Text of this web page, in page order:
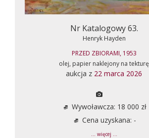
Nr Katalogowy 63.
Henryk Hayden
PRZED ZBIORAMI, 1953
olej, papier naklejony na tekturę
aukcja z 22 marca 2026
Wywoławcza: 18 000 zł
Cena uzyskana: -
... więcej ...